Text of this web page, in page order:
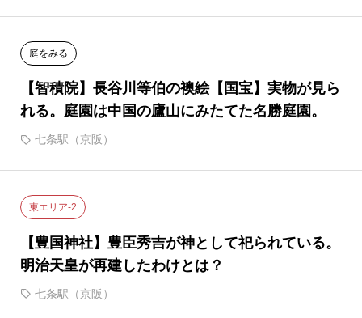
庭をみる
【智積院】長谷川等伯の襖絵【国宝】実物が見ら
れる。庭園は中国の廬山にみたてた名勝庭園。
七条駅（京阪）
東エリア-2
【豊国神社】豊臣秀吉が神として祀られている。
明治天皇が再建したわけとは？
七条駅（京阪）